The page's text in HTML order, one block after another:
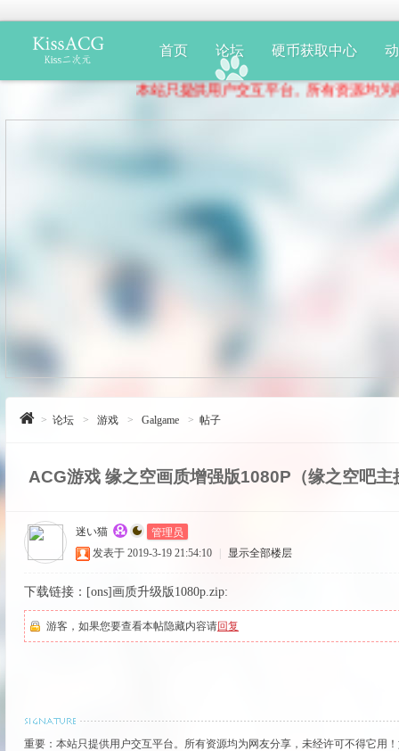
首页 论坛 硬币获取中心
本站只提供用户交互平台。所有资源均为网友分
> 论坛 > 游戏 > Galgame > 帖子
ACG游戏 缘之空画质增强版1080P（缘之空吧主
迷い猫 管理员
发表于 2019-3-19 21:54:10 显示全部楼层
下载链接：[ons]画质升级版1080p.zip:
游客，如果您要查看本帖隐藏内容请回复
重要：本站只提供用户交互平台。所有资源均为网友分享，未经许可不得它用